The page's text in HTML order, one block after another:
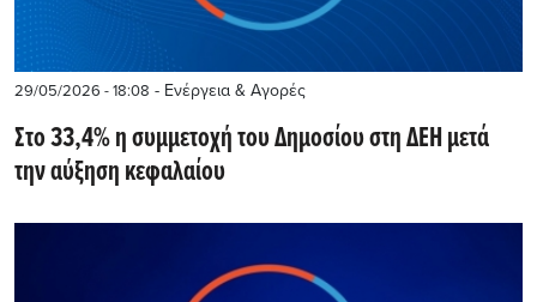
29/05/2026 - 18:08 - Ενέργεια & Αγορές
Στο 33,4% η συμμετοχή του Δημοσίου στη ΔΕΗ μετά